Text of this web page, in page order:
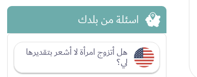
اسئلة من بلدك
هل أتزوج امرأة لا أشعر بتقديرها
لي؟